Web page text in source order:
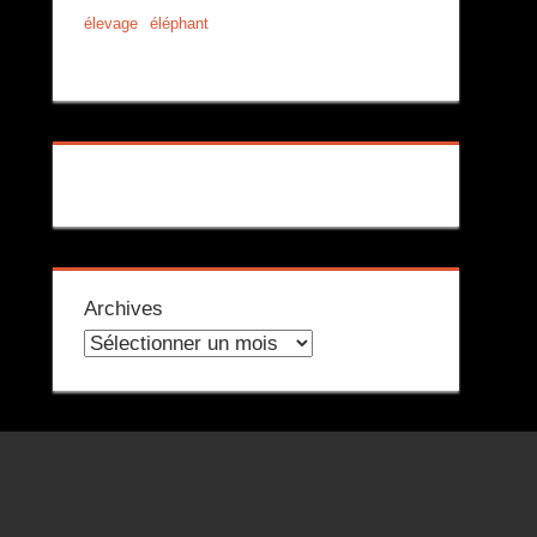
élevage éléphant
Archives